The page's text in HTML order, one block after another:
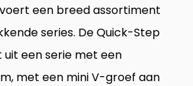
een breed assortiment
series. De Quick-Step
een serie met een
met een mini V-groef aan